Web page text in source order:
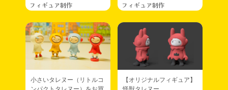
フィギュア制作 フィギュア制作
小さいタレヌー（リトルコ
【オリジナルフィギュア】